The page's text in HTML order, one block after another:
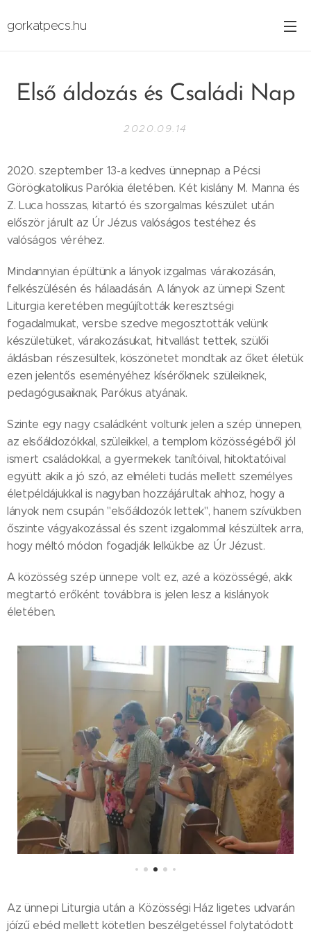
gorkatpecs.hu
Első áldozás és Családi Nap
2020.09.14
2020. szeptember 13-a kedves ünnepnap a Pécsi
Görögkatolikus Parókia életében. Két kislány M. Manna és
Z. Luca hosszas, kitartó és szorgalmas készület után
először járult az Úr Jézus valóságos testéhez és
valóságos véréhez.
Mindannyian épültünk a lányok izgalmas várakozásán,
felkészülésén és hálaadásán. A lányok az ünnepi Szent
Liturgia keretében megújították keresztségi
fogadalmukat, versbe szedve megosztották velünk
készületüket, várakozásukat, hitvallást tettek, szülői
áldásban részesültek, köszönetet mondtak az őket életük
ezen jelentős eseményéhez kísérőknek: szüleiknek,
pedagógusaiknak, Parókus atyának.
Szinte egy nagy családként voltunk jelen a szép ünnepen,
az elsőáldozókkal, szüleikkel, a templom közösségéből jól
ismert családokkal, a gyermekek tanítóival, hitoktatóival
együtt akik a jó szó, az elméleti tudás mellett személyes
életpéldájukkal is nagyban hozzájárultak ahhoz, hogy a
lányok nem csupán "elsőáldozók lettek", hanem szívükben
őszinte vágyakozással és szent izgalommal készültek arra,
hogy méltó módon fogadják lelkükbe az Úr Jézust.
A közösség szép ünnepe volt ez, azé a közösségé, akik
megtartó erőként továbbra is jelen lesz a kislányok
életében.
Az ünnepi Liturgia után a Közösségi Ház ligetes udvarán
jóízű ebéd mellett kötetlen beszélgetéssel folytatódott